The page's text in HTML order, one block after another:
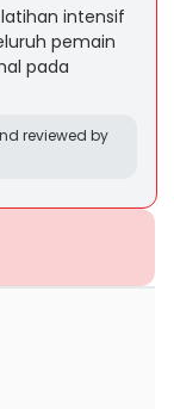
intensif
pemain
pada
reviewed by